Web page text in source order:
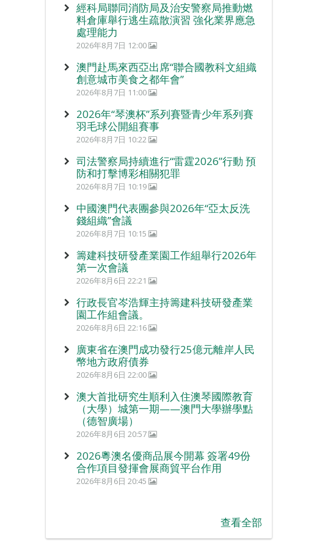
經科局聯同消防局及治安警察局推動燃
料倉庫舉行逃生疏散演習 強化業界應急
處理能力
2026年8月7日 12:00
澳門赴馬來西亞出席“聯合國教科文組織
創意城市美食之都年會”
2026年8月7日 11:00
2026年“琴澳杯”系列賽暨青少年系列賽
羽毛球公開組賽事
2026年8月7日 10:22
司法警察局持續進行“雷霆2026”行動 預
防和打擊博彩相關犯罪
2026年8月7日 10:19
中國澳門代表團參與2026年“亞太反洗
錢組織”會議
2026年8月7日 10:15
籌建科技研發產業園工作組舉行2026年
第一次會議
2026年8月6日 22:21
行政長官岑浩輝主持籌建科技研發產業
園工作組會議。
2026年8月6日 22:16
廣東省在澳門成功發行25億元離岸人民
幣地方政府債券
2026年8月6日 22:00
澳大首批研究生順利入住澳琴國際教育
（大學）城第一期——澳門大學辦學點
（德智廣場）
2026年8月6日 20:57
2026粵澳名優商品展今開幕 簽署49份
合作項目發揮會展商貿平台作用
2026年8月6日 20:45
查看全部